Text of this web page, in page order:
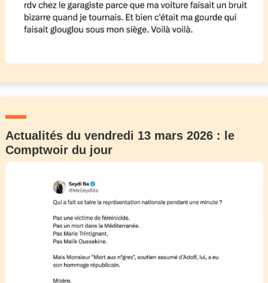
Actualités du vendredi 13 mars 2026 : le
Comptwoir du jour